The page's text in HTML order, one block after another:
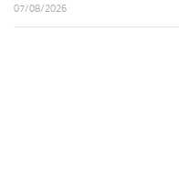
07/08/2026